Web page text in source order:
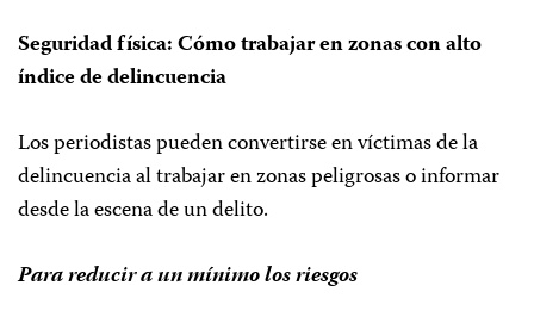
Seguridad física: Cómo trabajar en zonas con alto
índice de delincuencia
Los periodistas pueden convertirse en víctimas de la
delincuencia al trabajar en zonas peligrosas o informar
desde la escena de un delito.
Para reducir a un mínimo los riesgos